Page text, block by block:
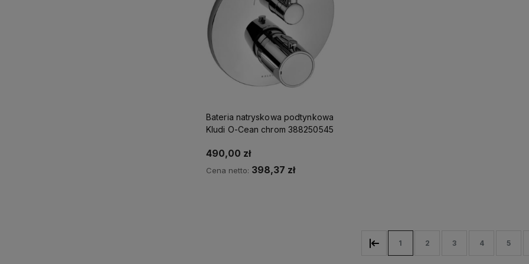
Bateria natryskowa podtynkowa
Kludi O-Cean chrom 388250545
490,00 zł
Cena netto: 398,37 zł
1 2 3 4 5